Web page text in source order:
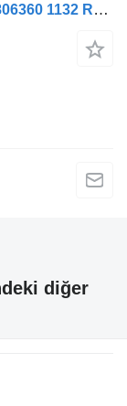
DAF LF55 EURO 5 kamyon için DAF 1806360 1132 Ratio 5.13 aks
diğer